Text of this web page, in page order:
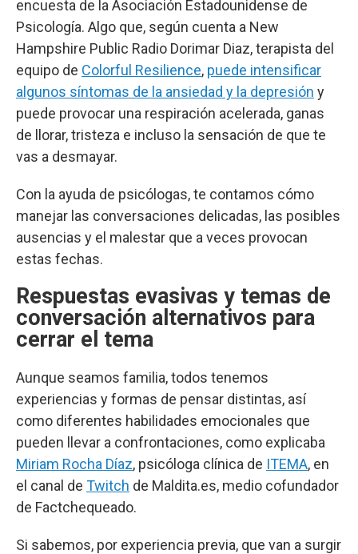
encuesta de la Asociación Estadounidense de
Psicología. Algo que, según cuenta a New
Hampshire Public Radio Dorimar Diaz, terapista del
equipo de Colorful Resilience, puede intensificar
algunos síntomas de la ansiedad y la depresión y
puede provocar una respiración acelerada, ganas
de llorar, tristeza e incluso la sensación de que te
vas a desmayar.
Con la ayuda de psicólogas, te contamos cómo
manejar las conversaciones delicadas, las posibles
ausencias y el malestar que a veces provocan
estas fechas.
Respuestas evasivas y temas de
conversación alternativos para
cerrar el tema
Aunque seamos familia, todos tenemos
experiencias y formas de pensar distintas, así
como diferentes habilidades emocionales que
pueden llevar a confrontaciones, como explicaba
Miriam Rocha Díaz, psicóloga clínica de ITEMA, en
el canal de Twitch de Maldita.es, medio cofundador
de Factchequeado.
Si sabemos, por experiencia previa, que van a surgir